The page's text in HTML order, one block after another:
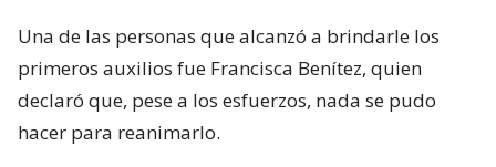
Una de las personas que alcanzó a brindarle los
primeros auxilios fue Francisca Benítez, quien
declaró que, pese a los esfuerzos, nada se pudo
hacer para reanimarlo.